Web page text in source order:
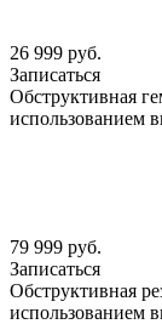
26 999 руб.
Записаться
Обструктивная
использованием
79 999 руб.
Записаться
Обструктивная
использованием